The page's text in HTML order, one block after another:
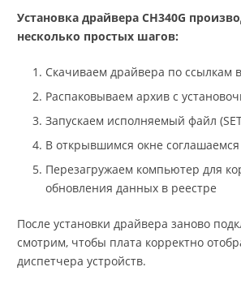
Установка драйвера CH340G
несколько простых шагов:
Скачиваем драйвера по ссылкам
Распаковываем архив с
Запускаем исполняемый файл
В открывшимся окне соглашаемся
Перезагружаем компьютер для
обновления данных в реестре
После установки драйвера заново
смотрим, чтобы плата корректно
диспетчера устройств.